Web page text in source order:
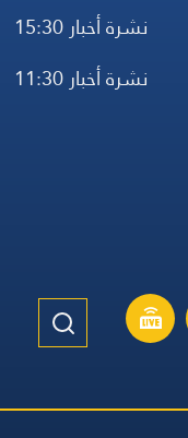
نشرة أخبار 15:30
نشرة أخبار 11:30